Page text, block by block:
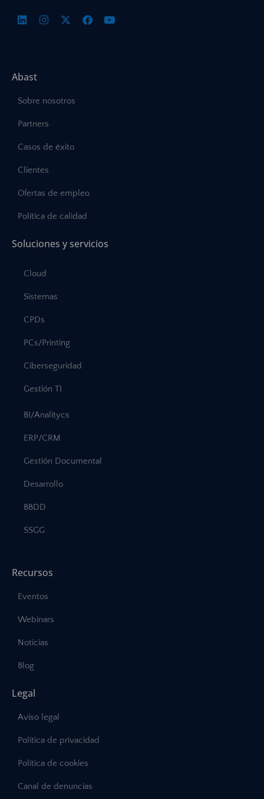
Abast
Sobre nosotros
Partners
Casos de éxito
Clientes
Ofertas de empleo
Política de calidad
Soluciones y servicios
Cloud
Sistemas
CPDs
PCs/Printing
Ciberseguridad
Gestión TI
BI/Analitycs
ERP/CRM
Gestión Documental
Desarrollo
BBDD
SSGG
Recursos
Eventos
Webinars
Noticias
Blog
Legal
Aviso legal
Política de privacidad
Política de cookies
Canal de denuncias